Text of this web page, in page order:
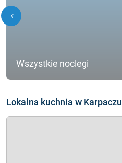
Wszystkie noclegi
chevron_left
Lokalna kuchnia w Karpaczu